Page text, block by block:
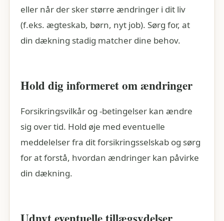
eller når der sker større ændringer i dit liv
(f.eks. ægteskab, børn, nyt job). Sørg for, at
din dækning stadig matcher dine behov.
Hold dig informeret om ændringer
Forsikringsvilkår og -betingelser kan ændre
sig over tid. Hold øje med eventuelle
meddelelser fra dit forsikringsselskab og sørg
for at forstå, hvordan ændringer kan påvirke
din dækning.